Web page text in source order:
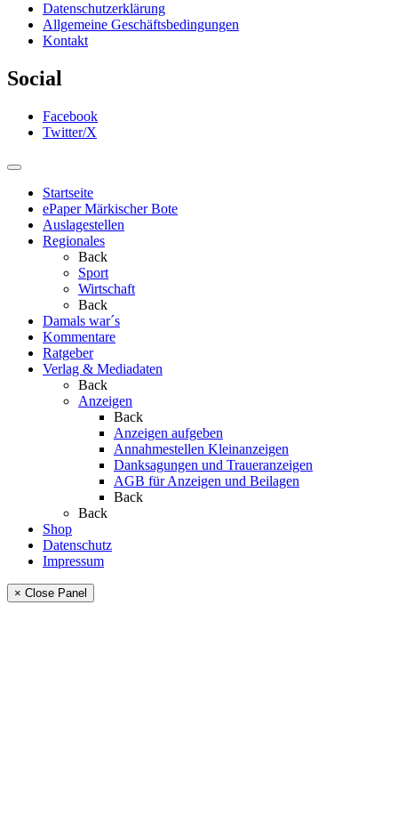
Datenschutzerklärung
Allgemeine Geschäftsbedingungen
Kontakt
Social
Facebook
Twitter/X
Startseite
ePaper Märkischer Bote
Auslagestellen
Regionales
Back
Sport
Wirtschaft
Back
Damals war´s
Kommentare
Ratgeber
Verlag & Mediadaten
Back
Anzeigen
Back
Anzeigen aufgeben
Annahmestellen Kleinanzeigen
Danksagungen und Traueranzeigen
AGB für Anzeigen und Beilagen
Back
Back
Shop
Datenschutz
Impressum
× Close Panel